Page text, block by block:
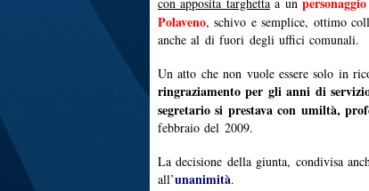
Polaveno, schivo e semplice, ottimo
anche al di fuori degli uffici comunali.
Un atto che non vuole essere solo in
ringraziamento per gli anni di
segretario si prestava con umiltà,
febbraio del 2009.
La decisione della giunta, condivisa
all’unanimità.